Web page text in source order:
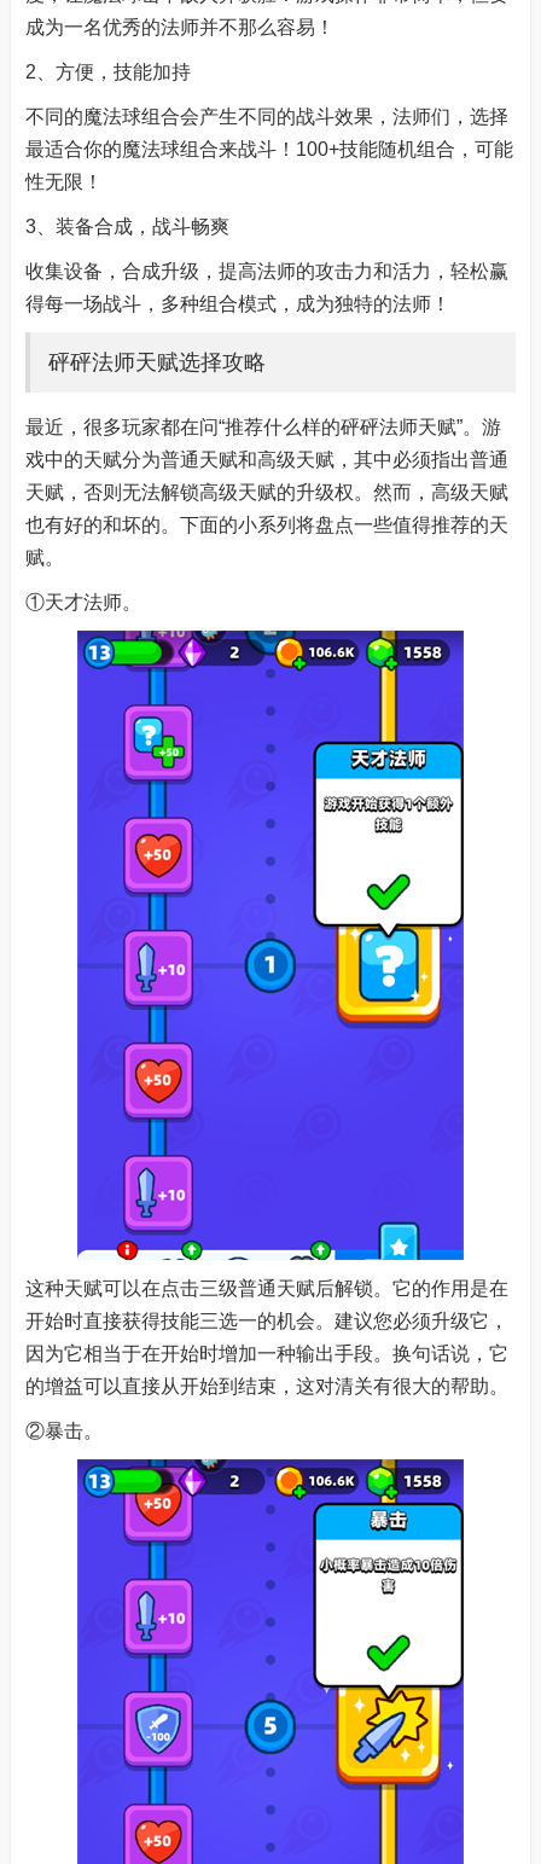
成为一名优秀的法师并不那么容易！
2、方便，技能加持
不同的魔法球组合会产生不同的战斗效果，法师们，选择
最适合你的魔法球组合来战斗！100+技能随机组合，可能
性无限！
3、装备合成，战斗畅爽
收集设备，合成升级，提高法师的攻击力和活力，轻松赢
得每一场战斗，多种组合模式，成为独特的法师！
砰砰法师天赋选择攻略
最近，很多玩家都在问“推荐什么样的砰砰法师天赋”。游
戏中的天赋分为普通天赋和高级天赋，其中必须指出普通
天赋，否则无法解锁高级天赋的升级权。然而，高级天赋
也有好的和坏的。下面的小系列将盘点一些值得推荐的天
赋。
①天才法师。
这种天赋可以在点击三级普通天赋后解锁。它的作用是在
开始时直接获得技能三选一的机会。建议您必须升级它，
因为它相当于在开始时增加一种输出手段。换句话说，它
的增益可以直接从开始到结束，这对清关有很大的帮助。
②暴击。